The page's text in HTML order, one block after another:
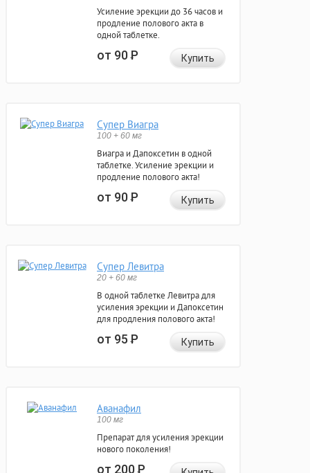
Усиление эрекции до 36 часов и
продление полового акта в
одной таблетке.
от 90Р Купить
Супер Виагра
100 + 60 мг
Виагра и Дапоксетин в одной
таблетке. Усиление эрекции и
продление полового акта!
от 90Р Купить
Супер Левитра
20 + 60 мг
В одной таблетке Левитра для
усиления эрекции и Дапоксетин
для продления полового акта!
от 95Р Купить
Аванафил
100 мг
Препарат для усиления эрекции
нового поколения!
от 200Р